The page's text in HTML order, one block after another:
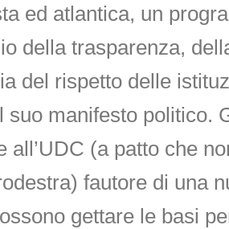
ed atlantica, un
della trasparenza,
del rispetto delle
suo manifesto politico.
all’UDC (a patto che
fautore di una
gettare le basi